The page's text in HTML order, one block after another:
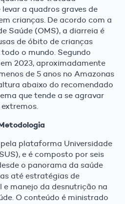
a quadros graves de
crianças. De acordo com a
Saúde (OMS), a diarreia é
de óbito de crianças
o mundo. Segundo
2023, aproximadamente
de 5 anos no Amazonas
abaixo do recomendado
que tende a se agravar
plataforma Universidade
e é composto por seis
o panorama da saúde
até estratégias de
manejo da desnutrição na
O conteúdo é ministrado